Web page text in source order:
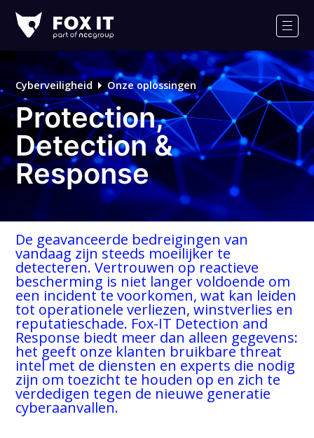
IT
Cyberveiligheid Onze oplossingen
Protection,
Detection &
Response
De geavanceerde bedreigingen van
vandaag zijn steeds moeilijker te
detecteren. Vertrouwen op reactieve
bescherming is niet langer voldoende om
een incident te voorkomen, wat kan leiden
tot operationele verliezen, winstverlies en
reputatieschade. Fox-IT Detection and
Response biedt meer dan alleen gegevens:
het geeft onze klanten bruikbare threat
intel met de diensten en experts die nodig
zijn om toezicht te houden op en zich te
verdedigen tegen de nieuwe generatie
cyberaanvallen.